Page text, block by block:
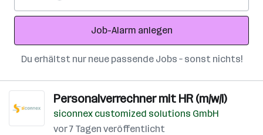
Adresse
Job-Alarm anlegen
Du erhältst nur neue passende Jobs – sonst nichts!
Personalverrechner mit HR (m/w/i)
siconnex customized solutions GmbH
vor 7 Tagen veröffentlicht